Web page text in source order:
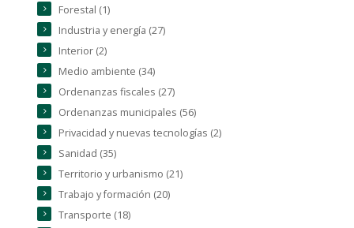
Forestal (1)
Industria y energía (27)
Interior (2)
Medio ambiente (34)
Ordenanzas fiscales (27)
Ordenanzas municipales (56)
Privacidad y nuevas tecnologías (2)
Sanidad (35)
Territorio y urbanismo (21)
Trabajo y formación (20)
Transporte (18)